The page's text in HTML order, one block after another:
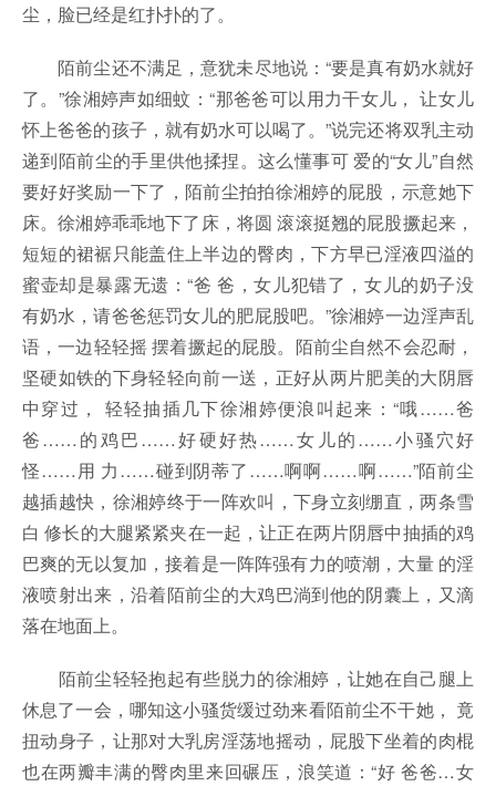
尘，脸已经是红扑扑的了。
陌前尘还不满足，意犹未尽地说：“要是真有奶水就好
了。”徐湘婷声如细蚊：“那爸爸可以用力干女儿， 让女儿
怀上爸爸的孩子，就有奶水可以喝了。”说完还将双乳主动
递到陌前尘的手里供他揉捏。这么懂事可 爱的“女儿”自然
要好好奖励一下了，陌前尘拍拍徐湘婷的屁股，示意她下
床。徐湘婷乖乖地下了床，将圆 滚滚挺翘的屁股撅起来，
短短的裙裾只能盖住上半边的臀肉，下方早已淫液四溢的
蜜壶却是暴露无遗：“爸 爸，女儿犯错了，女儿的奶子没
有奶水，请爸爸惩罚女儿的肥屁股吧。”徐湘婷一边淫声乱
语，一边轻轻摇 摆着撅起的屁股。陌前尘自然不会忍耐，
坚硬如铁的下身轻轻向前一送，正好从两片肥美的大阴唇
中穿过， 轻轻抽插几下徐湘婷便浪叫起来：“哦……爸
爸……的鸡巴……好硬好热……女儿的……小骚穴好
怪……用 力……碰到阴蒂了……啊啊……啊……”陌前尘
越插越快，徐湘婷终于一阵欢叫，下身立刻绷直，两条雪
白 修长的大腿紧紧夹在一起，让正在两片阴唇中抽插的鸡
巴爽的无以复加，接着是一阵阵强有力的喷潮，大量 的淫
液喷射出来，沿着陌前尘的大鸡巴淌到他的阴囊上，又滴
落在地面上。
陌前尘轻轻抱起有些脱力的徐湘婷，让她在自己腿上
休息了一会，哪知这小骚货缓过劲来看陌前尘不干她， 竟
扭动身子，让那对大乳房淫荡地摇动，屁股下坐着的肉棍
也在两瓣丰满的臀肉里来回碾压，浪笑道：“好 爸爸…女